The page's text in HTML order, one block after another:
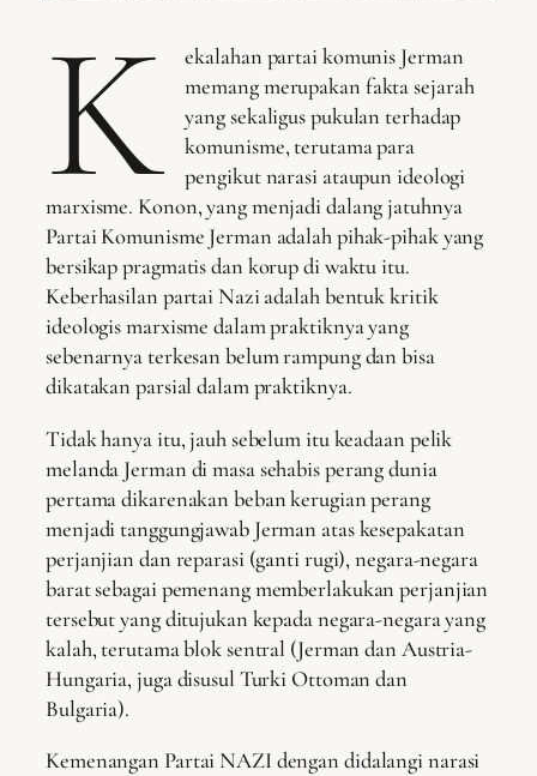
K
ekalahan partai komunis Jerman
memang merupakan fakta sejarah
yang sekaligus pukulan terhadap
komunisme, terutama para
pengikut narasi ataupun ideologi
marxisme. Konon, yang menjadi dalang jatuhnya
Partai Komunisme Jerman adalah pihak-pihak yang
bersikap pragmatis dan korup di waktu itu.
Keberhasilan partai Nazi adalah bentuk kritik
ideologis marxisme dalam praktiknya yang
sebenarnya terkesan belum rampung dan bisa
dikatakan parsial dalam praktiknya.
Tidak hanya itu, jauh sebelum itu keadaan pelik
melanda Jerman di masa sehabis perang dunia
pertama dikarenakan beban kerugian perang
menjadi tanggungjawab Jerman atas kesepakatan
perjanjian dan reparasi (ganti rugi), negara-negara
barat sebagai pemenang memberlakukan perjanjian
tersebut yang ditujukan kepada negara-negara yang
kalah, terutama blok sentral (Jerman dan Austria-
Hungaria, juga disusul Turki Ottoman dan
Bulgaria).
Kemenangan Partai NAZI dengan didalangi narasi